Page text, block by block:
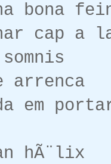
bona
cap a
arrenca
em
hÃ¨lix